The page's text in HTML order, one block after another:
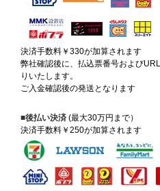
決済手数料￥330が加算されます
弊社確認後に、払込票番号および
りいたします。
ご入金確認後の発送となります
■後払い決済 (最大30万円まで）
決済手数料￥250が加算されます